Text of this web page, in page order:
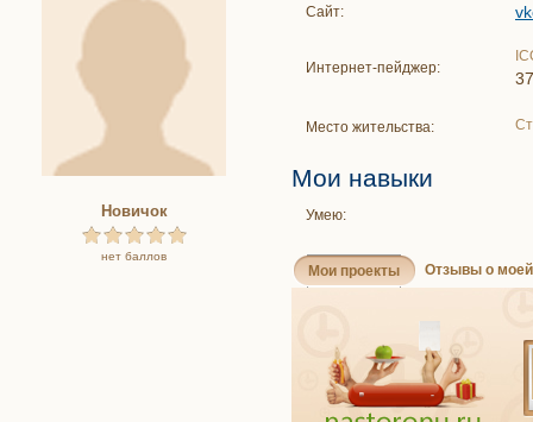
Новичок
нет баллов
Сайт:
Интернет-пейджер:
Место жительства:
Мои навыки
Умею:
Мои проекты Отзывы о моей